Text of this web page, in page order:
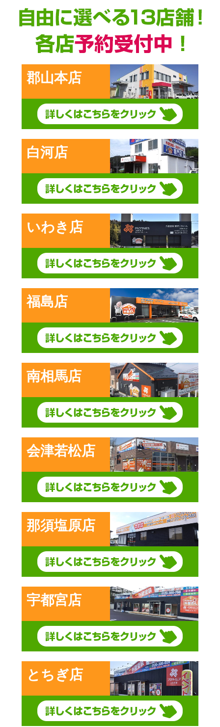
郡山本店
白河店
いわき店
福島店
南相馬店
会津若松店
那須塩原店
宇都宮店
とちぎ店